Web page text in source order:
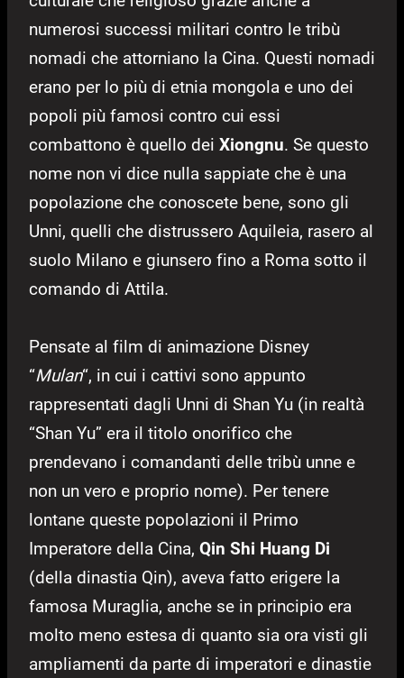
numerosi successi militari contro le tribù
nomadi che attorniano la Cina. Questi nomadi
erano per lo più di etnia mongola e uno dei
popoli più famosi contro cui essi
combattono è quello dei Xiongnu. Se questo
nome non vi dice nulla sappiate che è una
popolazione che conoscete bene, sono gli
Unni, quelli che distrussero Aquileia, rasero al
suolo Milano e giunsero fino a Roma sotto il
comando di Attila.
Pensate al film di animazione Disney
“Mulan“, in cui i cattivi sono appunto
rappresentati dagli Unni di Shan Yu (in realtà
“Shan Yu” era il titolo onorifico che
prendevano i comandanti delle tribù unne e
non un vero e proprio nome). Per tenere
lontane queste popolazioni il Primo
Imperatore della Cina, Qin Shi Huang Di
(della dinastia Qin), aveva fatto erigere la
famosa Muraglia, anche se in principio era
molto meno estesa di quanto sia ora visti gli
ampliamenti da parte di imperatori e dinastie